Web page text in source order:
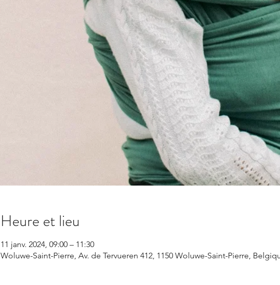
Heure et lieu
11 janv. 2024, 09:00 – 11:30
Woluwe-Saint-Pierre, Av. de Tervueren 412, 1150 Woluwe-Saint-Pierre,